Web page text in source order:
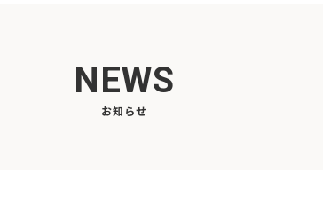
NEWS
お知らせ